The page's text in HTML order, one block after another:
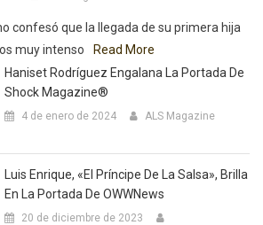
confesó que la llegada de su primera hija
muy intenso
Read More
Haniset Rodríguez Engalana La Portada De
Shock Magazine®
4 de enero de 2024 ALS Magazine
Luis Enrique, «El Príncipe De La Salsa», Brilla
En La Portada De OWWNews
20 de diciembre de 2023